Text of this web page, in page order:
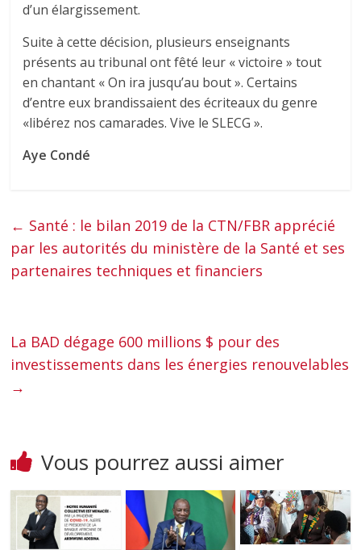
d’un élargissement.
Suite à cette décision, plusieurs enseignants
présents au tribunal ont fêté leur « victoire » tout
en chantant « On ira jusqu’au bout ». Certains
d’entre eux brandissaient des écriteaux du genre
«libérez nos camarades. Vive le SLECG ».
Aye Condé
← Santé : le bilan 2019 de la CTN/FBR apprécié
par les autorités du ministère de la Santé et ses
partenaires techniques et financiers
La BAD dégage 600 millions $ pour des
investissements dans les énergies renouvelables
→
Vous pourrez aussi aimer